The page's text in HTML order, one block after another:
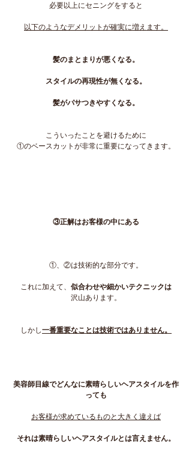
必要以上にセニングをすると
以下のようなデメリットが確実に増えます。
髪のまとまりが悪くなる。
スタイルの再現性が無くなる。
髪がパサつきやすくなる。
こういったことを避けるために
①のベースカットが非常に重要になってきます。
③正解はお客様の中にある
①、②は技術的な部分です。
これに加えて、 似合わせや細かいテクニックは
沢山あります。
しかし一番重要なことは技術ではありません。
美容師目線でどんなに素晴らしいヘアスタイルを作
っても
お客様が求めているものと大きく違えば
それは素晴らしいヘアスタイルとは言えません。